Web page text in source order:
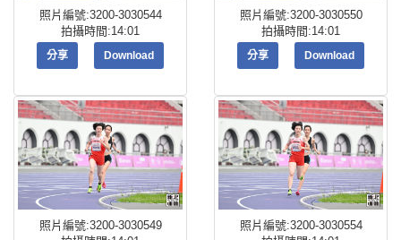
照片編號:3200-3030544
拍攝時間:14:01
分享 Download
照片編號:3200-3030550
拍攝時間:14:01
分享 Download
照片編號:3200-3030549
照片編號:3200-3030554